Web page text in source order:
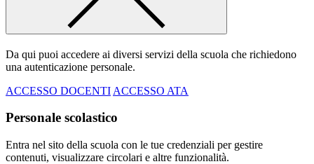
Da qui puoi accedere ai diversi servizi della scuola che richiedono
una autenticazione personale.
ACCESSO DOCENTI ACCESSO ATA
Personale scolastico
Entra nel sito della scuola con le tue credenziali per gestire
contenuti, visualizzare circolari e altre funzionalità.